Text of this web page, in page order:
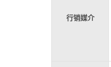
行销媒介